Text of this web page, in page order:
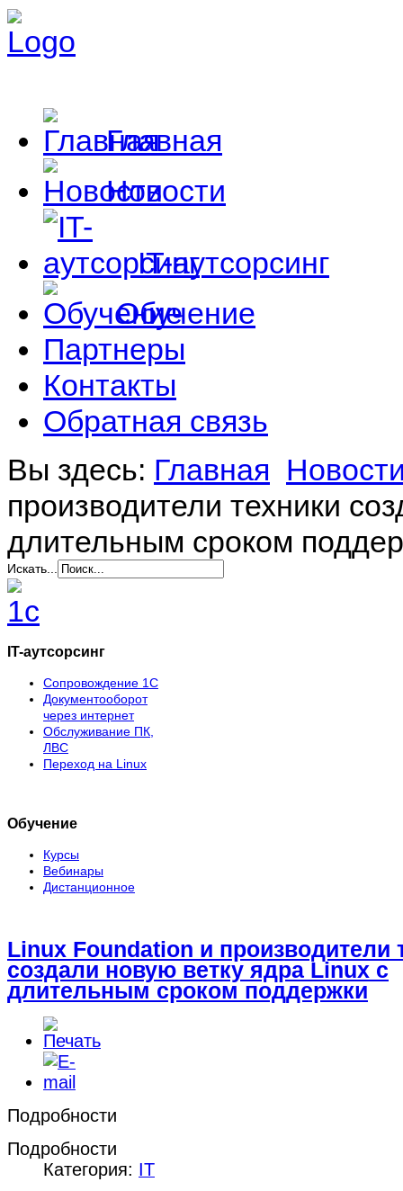
Главная
Новости
IT-аутсорсинг
Обучение
Партнеры
Контакты
Обратная связь
Вы здесь: Главная
производители техники
длительным сроком
Искать...
IT-аутсорсинг
Сопровождение 1С
Документооборот
через интернет
Обслуживание ПК,
ЛВС
Переход на Linux
Обучение
Курсы
Вебинары
Дистанционное
Linux Foundation и производители
создали новую ветку ядра Linux с
длительным сроком поддержки
Подробности
Подробности
Категория: IT